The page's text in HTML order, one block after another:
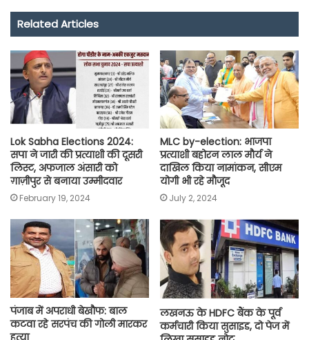
e
b
o
k
t
s
p
t
t
r
e
a
m
i
y
n
r
Related Articles
Lok Sabha Elections 2024:
सपा ने जारी की प्रत्याशी की दूसरी
लिस्ट, अफजाल अंसारी को
ग़ाज़ीपुर से बनाया उम्मीदवार
February 19, 2024
MLC by-election: भाजपा
प्रत्याशी बहोरन लाल मौर्य ने
दाखिल किया नामांकन, सीएम
योगी भी रहे मौजूद
July 2, 2024
पंजाब में अपराधी बेखौफ: बाल
कटवा रहे सरपंच की गोली मारकर
हत्या
लखनऊ के HDFC बैंक के पूर्व
कर्मचारी किया सुसाइड, दो पेज में